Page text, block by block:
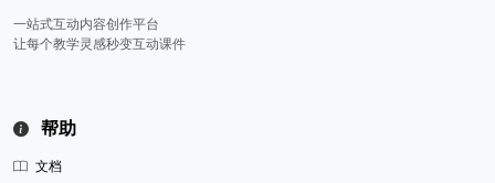
一站式互动内容创作平台
让每个教学灵感秒变互动课件
帮助
文档